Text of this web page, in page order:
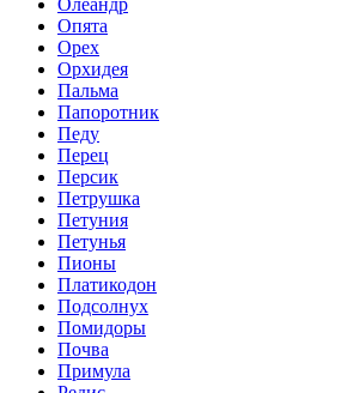
Олеандр
Опята
Орех
Орхидея
Пальма
Папоротник
Педу
Перец
Персик
Петрушка
Петуния
Петунья
Пионы
Платикодон
Подсолнух
Помидоры
Почва
Примула